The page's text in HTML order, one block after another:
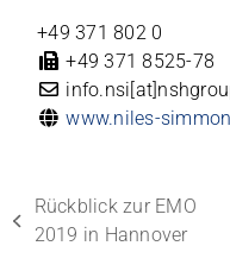
+49 371 802 0
+49 371 8525-78
www.niles-
vorheriger
Rückblick zur EMO
2019 in Hannover